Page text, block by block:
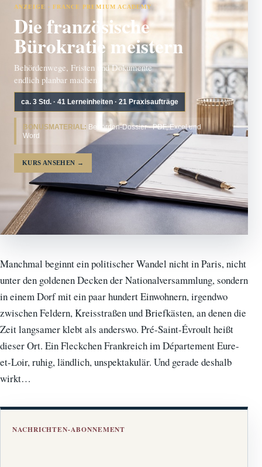
ANZEIGE · FRANCE PREMIUM ACADEMY
Die französische
Bürokratie meistern
Behördenwege, Fristen und Dokumente
endlich planbar machen.
ca. 3 Std. · 41 Lerneinheiten · 21 Praxisaufträge
BONUSMATERIAL: Behörden-Dossier · PDF, Excel und
Word
KURS ANSEHEN →
Manchmal beginnt ein politischer Wandel nicht in Paris, nicht
unter den goldenen Decken der Nationalversammlung, sondern
in einem Dorf mit ein paar hundert Einwohnern, irgendwo
zwischen Feldern, Kreisstraßen und Briefkästen, an denen die
Zeit langsamer klebt als anderswo. Pré-Saint-Évroult heißt
dieser Ort. Ein Fleckchen Frankreich im Département Eure-
et-Loir, ruhig, ländlich, unspektakulär. Und gerade deshalb
wirkt…
NACHRICHTEN-ABONNEMENT